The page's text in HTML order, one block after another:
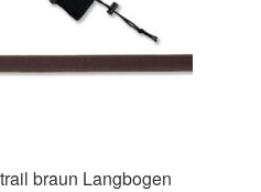
braun Langbogen